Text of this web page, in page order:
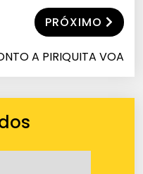
PRÓXIMO
A PIRIQUITA VOA